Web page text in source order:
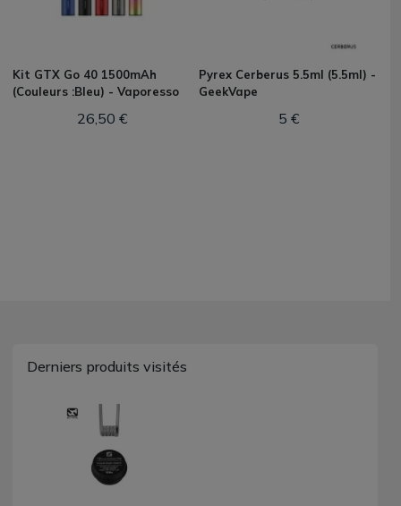
Kit GTX Go 40 1500mAh
(Couleurs :Bleu) - Vaporesso
26,50 €
Pyrex Cerberus 5.5ml (5.5ml) -
GeekVape
5 €
Derniers produits visités